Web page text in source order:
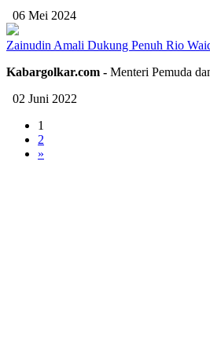
06 Mei 2024
Zainudin Amali Dukung Penuh Rio
Kabargolkar.com - Menteri Pemuda
02 Juni 2022
1
2
»